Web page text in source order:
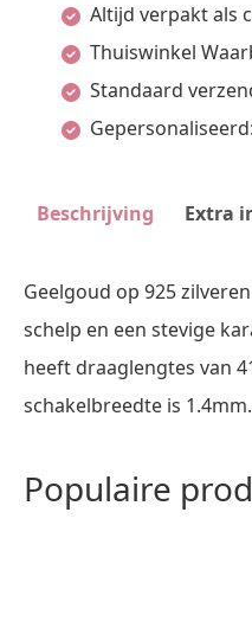
Altijd verpakt als
Thuiswinkel
Standaard
Beschrijving Extra
Geelgoud op 925
schelp en een stevige
heeft draaglengtes van
schakelbreedte is 1.4mm.
Populaire